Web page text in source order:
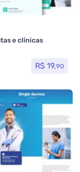
e clínicas
R$ 19,90